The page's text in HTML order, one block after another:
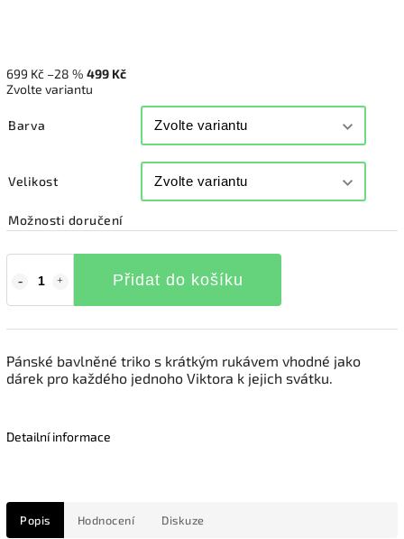
699 Kč –28 % 499 Kč
Zvolte variantu
Barva
Velikost
Možnosti doručení
Přidat do košíku
Pánské bavlněné triko s krátkým rukávem vhodné jako
dárek pro každého jednoho Viktora k jejich svátku.
Detailní informace
Popis Hodnocení Diskuze